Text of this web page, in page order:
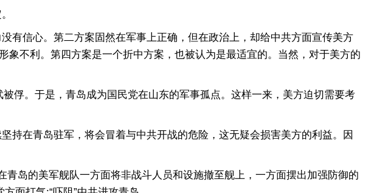
信心。第二方案固然在军事上正确，但在政治上，却给中共方面宣传美方
象不利。第四方案是一个折中方案，也被认为是最适宜的。当然，对于美方的
。于是，青岛成为国民党在山东的军事孤点。这样一来，美方迫切需要考
在青岛驻军，将会冒着与中共开战的危险，这无疑会损害美方的利益。因
岛的美军舰队一方面将非战斗人员和设施撤至舰上，一方面摆出加强防御的